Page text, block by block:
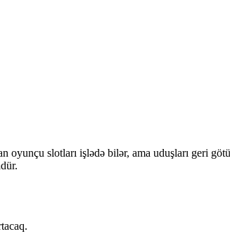
oyunçu slotları işlədə bilər, ama uduşları geri